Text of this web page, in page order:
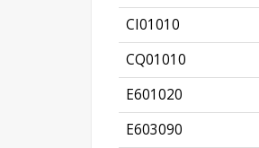
CI01010
CQ01010
E601020
E603090